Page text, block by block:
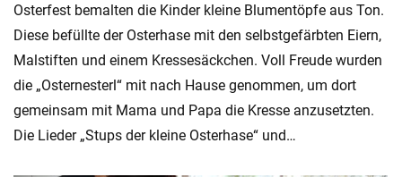
Osterfest bemalten die Kinder kleine Blumentöpfe aus Ton.
Diese befüllte der Osterhase mit den selbstgefärbten Eiern,
Malstiften und einem Kressesäckchen. Voll Freude wurden
die „Osternesterl“ mit nach Hause genommen, um dort
gemeinsam mit Mama und Papa die Kresse anzusetzten.
Die Lieder „Stups der kleine Osterhase“ und…